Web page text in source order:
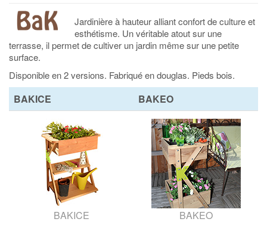
Jardinière à hauteur alliant confort de culture et
esthétisme. Un véritable atout sur une
terrasse, il permet de cultiver un jardin même sur une petite
surface.
Disponible en 2 versions. Fabriqué en douglas. Pieds bois.
BAKICE BAKEO
BAKICE BAKEO